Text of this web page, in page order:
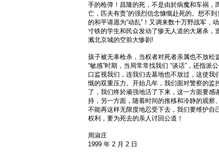
手的枪弹！昌隆的死，不是由於病魔和车祸，
亡，匹夫有责”的强烈信念慷慨赴死的。想不
的和平请愿为“动乱”！又调来数十万野战军，
寸铁的学生和民众发动了惨无人道的大屠杀，
溅北京城的空前大惨剧!
孩子被无辜枪杀，当权者对死者亲属也不放松
“敏感”时期，当局常常找我们 “谈话”，还指派
口监视我们，连我们去墓地也不放过，这使我
慨的双重压力。开始几年，我们面对警察的监
了，我们终於顽强地活了下来，这一方面要感
持，另一方面，随着时间的推移和冷静的观察
不能再这样无限度地忍受下去，我们要维护自
权利，要为死去的亲人讨回公道！
周淑庄
1999 年 2 月 2 日